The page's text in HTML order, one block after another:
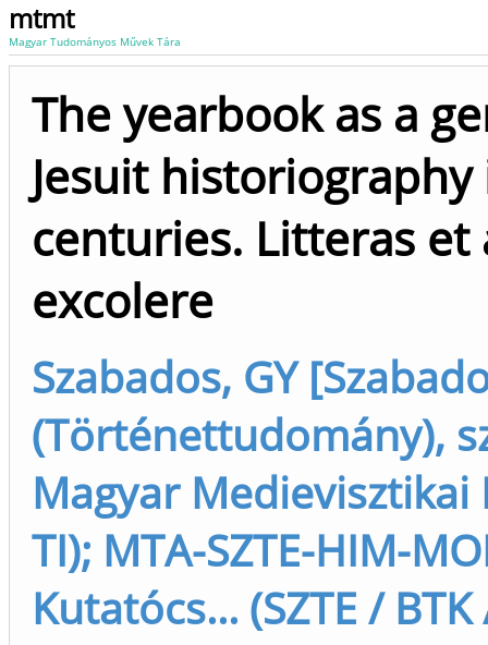
mtmt
Magyar Tudományos Művek Tára
The yearbook as a
Jesuit
centuries. Litteras
excolere
Szabados, GY
(Történettudomány),
Magyar Medievisztikai
TI); MTA-SZTE-HIM-
Kutatócs... (SZTE / BTK